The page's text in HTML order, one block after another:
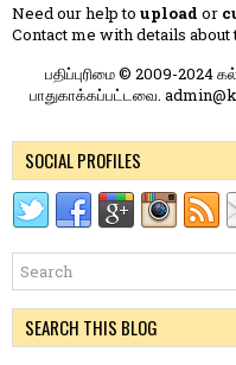
Need our help to upload or
Contact me with details about
பதிப்புரிமை © 2009-
பாதுகாக்கப்பட்டவை.
SOCIAL PROFILES
SEARCH THIS BLOG